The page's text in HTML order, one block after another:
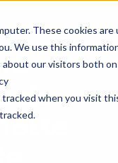
These cookies
We use this
our visitors both
when you visit
de